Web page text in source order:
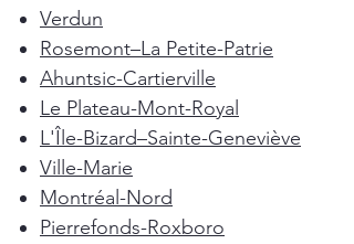
Verdun
Rosemont–La Petite-Patrie
Ahuntsic-Cartierville
Le Plateau-Mont-Royal
L'Île-Bizard–Sainte-Geneviève
Ville-Marie
Montréal-Nord
Pierrefonds-Roxboro